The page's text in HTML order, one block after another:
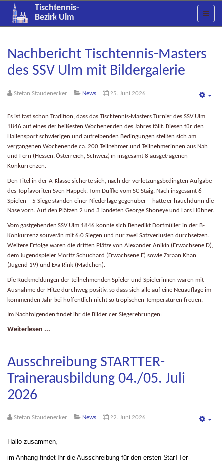
Tischtennis-
Bezirk Ulm
Nachbericht Tischtennis-Masters
des SSV Ulm mit Bildergalerie
Stefan Staudenecker News 25. Juni 2026
Es ist fast schon Tradition, dass das Tischtennis-Masters Turnier des SSV Ulm
1846 auf eines der heißesten Wochenenden des Jahres fällt. Diesen für den
Hallensport schwierigen und aufreibenden Bedingungen stellten sich am
vergangenen Wochenende ca. 200 Teilnehmer und Teilnehmerinnen aus Nah
und Fern (Hessen, Österreich, Schweiz) in insgesamt 8 ausgetragenen
Konkurrenzen.
Den Titel in der A-Klasse sicherte sich, nach der verletzungsbedingten Aufgabe
des Topfavoriten Sven Happek, Tom Duffke vom SC Staig. Nach insgesamt 6
Spielen – 5 Siege standen einer Niederlage gegenüber – hatte er hauchdünn die
Nase vorn. Auf den Plätzen 2 und 3 landeten George Shoneye und Lars Hübner.
Vom gastgebenden SSV Ulm 1846 konnte sich Benedikt Dorfmüller in der B-
Konkurrenz souverän mit 6:0 Siegen und nur zwei Satzverlusten durchsetzen.
Weitere Erfolge waren die dritten Plätze von Alexander Anikin (Erwachsene D),
dem Jugendspieler Moritz Schuchard (Erwachsene E) sowie Zaraan Khan
(Jugend 19) und Eva Rink (Mädchen).
Die Rückmeldungen der teilnehmenden Spieler und Spielerinnen waren mit
Ausnahme der Hitze durchweg positiv, so dass sich alle auf eine Neuauflage im
kommenden Jahr bei hoffentlich nicht so tropischen Temperaturen freuen.
Im Nachfolgenden findet ihr die Bilder der Siegerehrungen:
Weiterlesen ...
Ausschreibung STARTTER-
Trainerausbildung 04./05. Juli
2026
Stefan Staudenecker News 22. Juni 2026
Hallo zusammen,
im Anhang findet Ihr die Ausschreibung für den ersten StarTTer-